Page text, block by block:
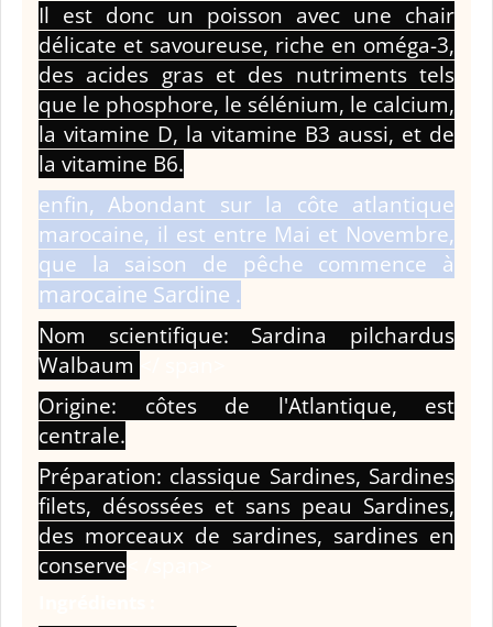
Il est donc un poisson avec une chair
délicate et savoureuse, riche en oméga-3,
des acides gras et des nutriments tels
que le phosphore, le sélénium, le calcium,
la vitamine D, la vitamine B3 aussi, et de
la vitamine B6.
enfin, Abondant sur la côte atlantique
marocaine, il est entre Mai et Novembre,
que la saison de pêche commence à
marocaine Sardine .
Nom scientifique: Sardina pilchardus
Walbaum
Origine: côtes de l'Atlantique, est
centrale.
Préparation: classique Sardines, Sardines
filets, désossées et sans peau Sardines,
des morceaux de sardines, sardines en
conserve